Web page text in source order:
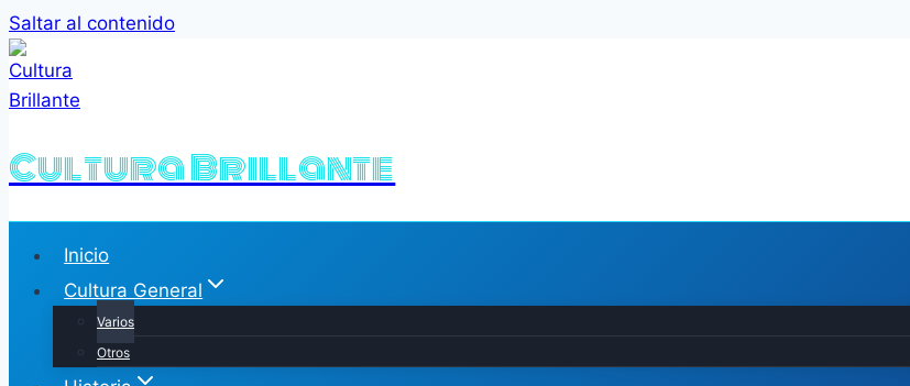
Saltar al contenido
Cultura Brillante
Inicio
Cultura General
Varios
Otros